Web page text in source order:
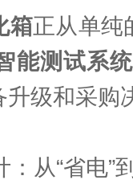
箱正从单纯
能测试系统
级和采购
“省电”到